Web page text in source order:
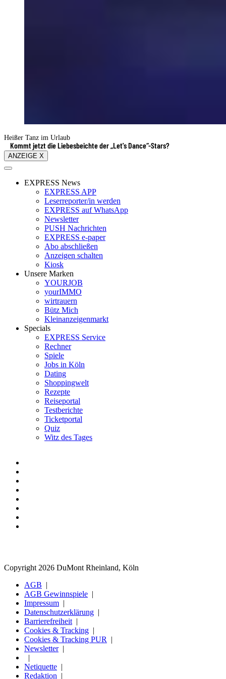
Heißer Tanz im Urlaub
Kommt jetzt die Liebesbeichte der „Let's Dance“-Stars?
ANZEIGE X
EXPRESS News
EXPRESS APP
Leserreporter/in werden
EXPRESS auf WhatsApp
Newsletter
PUSH Nachrichten
EXPRESS e-paper
Abo abschließen
Anzeigen schalten
Kiosk
Unsere Marken
YOURJOB
yourIMMO
wirtrauern
Bütz Mich
Kleinanzeigenmarkt
Specials
EXPRESS Service
Rechner
Spiele
Jobs in Köln
Dating
Shoppingwelt
Rezepte
Reiseportal
Testberichte
Ticketportal
Quiz
Witz des Tages
Copyright 2026 DuMont Rheinland, Köln
AGB
AGB Gewinnspiele
Impressum
Datenschutzerklärung
Barrierefreiheit
Cookies & Tracking
Cookies & Tracking PUR
Newsletter
Netiquette
Redaktion